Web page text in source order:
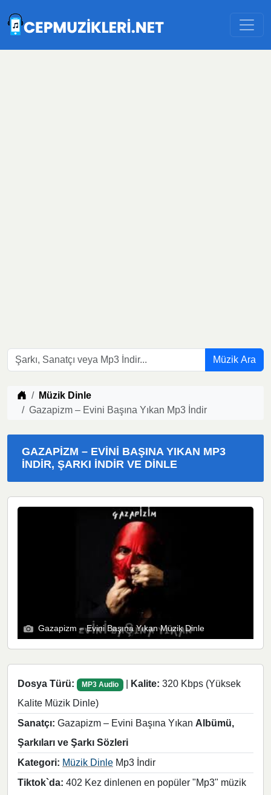
Müzik Ara
Müzik indir
Müzik Dinle
Gazapizm – Evini Başına Yıkan Mp3 İndir
GAZAPIZM – EVINI BAŞINA YIKAN MP3
İNDIR, ŞARKI İNDIR VE DINLE
Gazapizm – Evini Başına Yıkan Müzik Dinle
Dosya Türü: MP3 Audio | Kalite: 320 Kbps (Yüksek
Kalite Müzik Dinle)
Sanatçı: Gazapizm – Evini Başına Yıkan Albümü,
Şarkıları ve Şarkı Sözleri
Kategori: Müzik Dinle Mp3 İndir
Tiktok`da: 402 Kez dinlenen en popüler "Mp3" müzik